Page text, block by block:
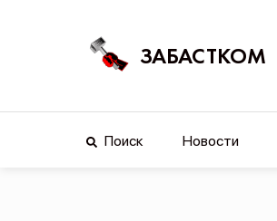
ЗАБАСТКОМ
Поиск Новости